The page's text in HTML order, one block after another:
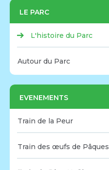
LE PARC
L'histoire du Parc
Autour du Parc
EVENEMENTS
Train de la Peur
Train des œufs de Pâques